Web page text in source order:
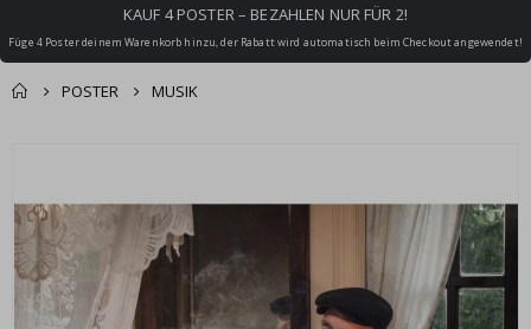
KAUF 4 POSTER – BEZAHLEN NUR FÜR 2!
Füge 4 Poster deinem Warenkorb hinzu, der Rabatt wird automatisch beim Checkout angewendet!
POSTER MUSIK
der
Bildgalerie
springen